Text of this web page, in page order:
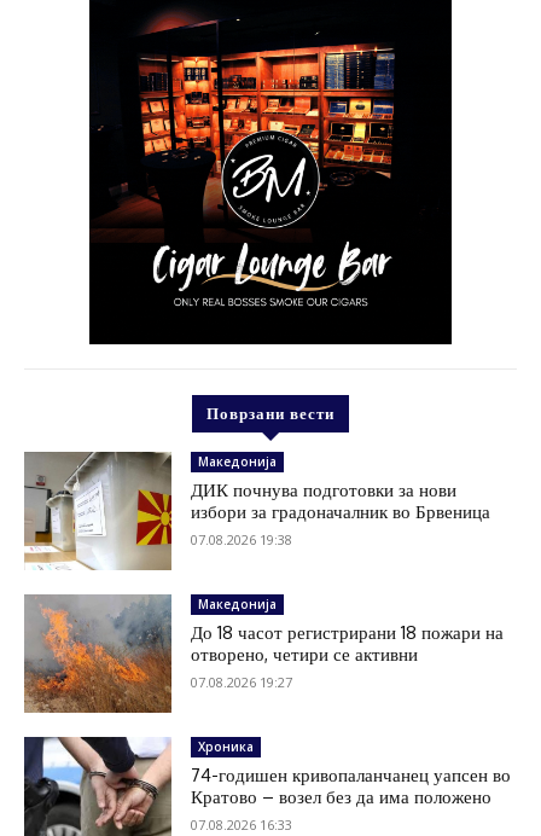
Поврзани вести
Македонија
ДИК почнува подготовки за нови
избори за градоначалник во Брвеница
07.08.2026 19:38
Македонија
До 18 часот регистрирани 18 пожари на
отворено, четири се активни
07.08.2026 19:27
Хроника
74-годишен кривопаланчанец уапсен во
Кратово – возел без да има положено
07.08.2026 16:33